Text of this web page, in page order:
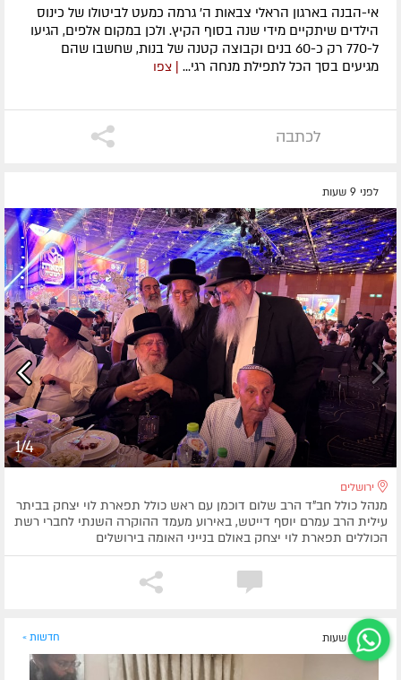
אי-הבנה בארגון הראלי צבאות ה' גרמה כמעט לביטולו של כינוס
הילדים שיתקיים מידי שנה בסוף הקיץ. ולכן במקום אלפים, הגיעו
ל-770 רק כ-60 בנים וקבוצה קטנה של בנות, שחשבו שהם
מגיעים בסך הכל לתפילת מנחה רגי... | צפו
לכתבה
לפני 9 שעות
1/4
ירושלים
מנהל כולל חב"ד הרב שלום דוכמן עם ראש כולל תפארת לוי יצחק בביתר
עילית הרב עמרם יוסף דייטש, באירוע מעמד ההוקרה השנתי לחברי רשת
הכוללים תפארת לוי יצחק באולם בנייני האומה בירושלים
לפני 9 שעות חדשות »